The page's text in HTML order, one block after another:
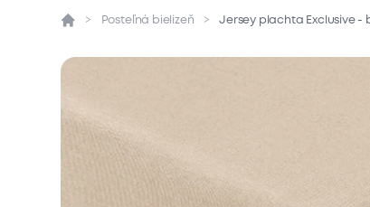
Prehľad Parametre Popis produktu
Posteľná bielizeň Jersey plachta Exclusive -